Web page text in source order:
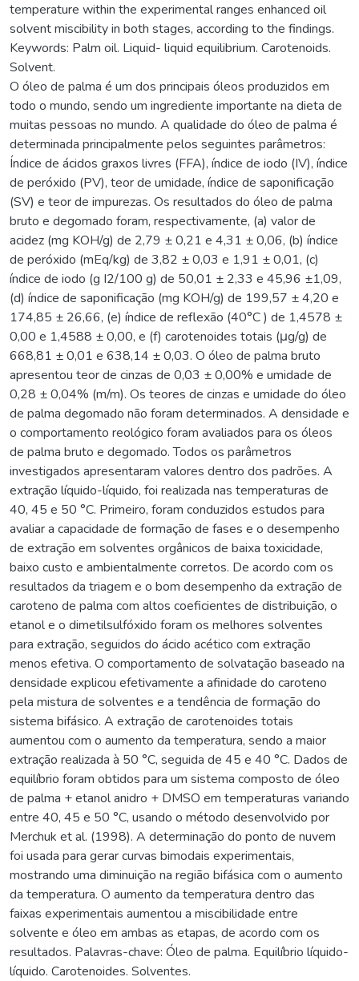
temperature within the experimental ranges enhanced oil
solvent miscibility in both stages, according to the findings.
Keywords: Palm oil. Liquid- liquid equilibrium. Carotenoids.
Solvent.
O óleo de palma é um dos principais óleos produzidos em
todo o mundo, sendo um ingrediente importante na dieta de
muitas pessoas no mundo. A qualidade do óleo de palma é
determinada principalmente pelos seguintes parâmetros:
Índice de ácidos graxos livres (FFA), índice de iodo (IV), índice
de peróxido (PV), teor de umidade, índice de saponificação
(SV) e teor de impurezas. Os resultados do óleo de palma
bruto e degomado foram, respectivamente, (a) valor de
acidez (mg KOH/g) de 2,79 ± 0,21 e 4,31 ± 0,06, (b) índice
de peróxido (mEq/kg) de 3,82 ± 0,03 e 1,91 ± 0,01, (c)
índice de iodo (g I2/100 g) de 50,01 ± 2,33 e 45,96 ±1,09,
(d) índice de saponificação (mg KOH/g) de 199,57 ± 4,20 e
174,85 ± 26,66, (e) índice de reflexão (40°C ) de 1,4578 ±
0,00 e 1,4588 ± 0,00, e (f) carotenoides totais (μg/g) de
668,81 ± 0,01 e 638,14 ± 0,03. O óleo de palma bruto
apresentou teor de cinzas de 0,03 ± 0,00% e umidade de
0,28 ± 0,04% (m/m). Os teores de cinzas e umidade do óleo
de palma degomado não foram determinados. A densidade e
o comportamento reológico foram avaliados para os óleos
de palma bruto e degomado. Todos os parâmetros
investigados apresentaram valores dentro dos padrões. A
extração líquido-líquido, foi realizada nas temperaturas de
40, 45 e 50 °C. Primeiro, foram conduzidos estudos para
avaliar a capacidade de formação de fases e o desempenho
de extração em solventes orgânicos de baixa toxicidade,
baixo custo e ambientalmente corretos. De acordo com os
resultados da triagem e o bom desempenho da extração de
caroteno de palma com altos coeficientes de distribuição, o
etanol e o dimetilsulfóxido foram os melhores solventes
para extração, seguidos do ácido acético com extração
menos efetiva. O comportamento de solvatação baseado na
densidade explicou efetivamente a afinidade do caroteno
pela mistura de solventes e a tendência de formação do
sistema bifásico. A extração de carotenoides totais
aumentou com o aumento da temperatura, sendo a maior
extração realizada à 50 °C, seguida de 45 e 40 °C. Dados de
equilíbrio foram obtidos para um sistema composto de óleo
de palma + etanol anidro + DMSO em temperaturas variando
entre 40, 45 e 50 °C, usando o método desenvolvido por
Merchuk et al. (1998). A determinação do ponto de nuvem
foi usada para gerar curvas bimodais experimentais,
mostrando uma diminuição na região bifásica com o aumento
da temperatura. O aumento da temperatura dentro das
faixas experimentais aumentou a miscibilidade entre
solvente e óleo em ambas as etapas, de acordo com os
resultados. Palavras-chave: Óleo de palma. Equilíbrio líquido-
líquido. Carotenoides. Solventes.